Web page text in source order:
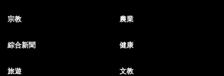
宗教 農業
綜合新聞 健康
旅遊 文教